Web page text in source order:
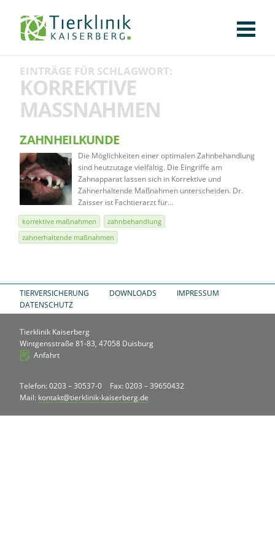
KLINIK
CHIRURGIE
AUGENHEILKUNDE
KARDIOLOGIE
BILDGEBUNG
INNERE MEDIZIN
WEITERE
AKTUELLES
KARRIERE
VERANSTALTUNGEN
PUBLIKATIONEN
DOWNLOADS
LEXIKON
KONTAKT
Tierklinik
Kaiserberg
EINTRÄGE FÜR SCHLAGWORT:
KORREKTIVE
MASSNAHMEN
ZAHNHEILKUNDE
Die Möglichkeiten einer optimalen Zahnbehandlung
sind heutzutage vielfältig. Die Eingriffe am
Zahnapparat lassen sich in Korrektive und
Zahnerhaltende Maßnahmen unterscheiden. Dr.
Zaisser ist Fachtierarzt für…
korrektive maßnahmen
zahnbehandlung
zahnerhaltende maßnahmen
TIERVERSICHERUNG DOWNLOADS
IMPRESSUM
DATENSCHUTZ
Tierklinik Kaiserberg
Wintgensstraße 81-83, 47058 Duisburg
Anfahrt
Telefon: 0203 – 30537-0
Fax: 0203 – 39650432
Mail: kontakt@tierklinik-kaiserberg.de